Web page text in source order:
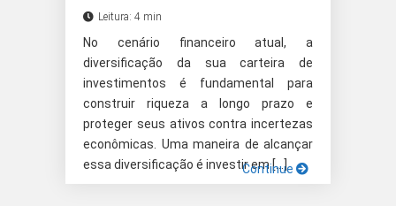
Leitura: 4 min
No cenário financeiro atual, a
diversificação da sua carteira de
investimentos é fundamental para
construir riqueza a longo prazo e
proteger seus ativos contra incertezas
econômicas. Uma maneira de alcançar
essa diversificação é investir em […]
Continue